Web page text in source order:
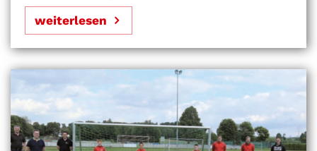
weiterlesen